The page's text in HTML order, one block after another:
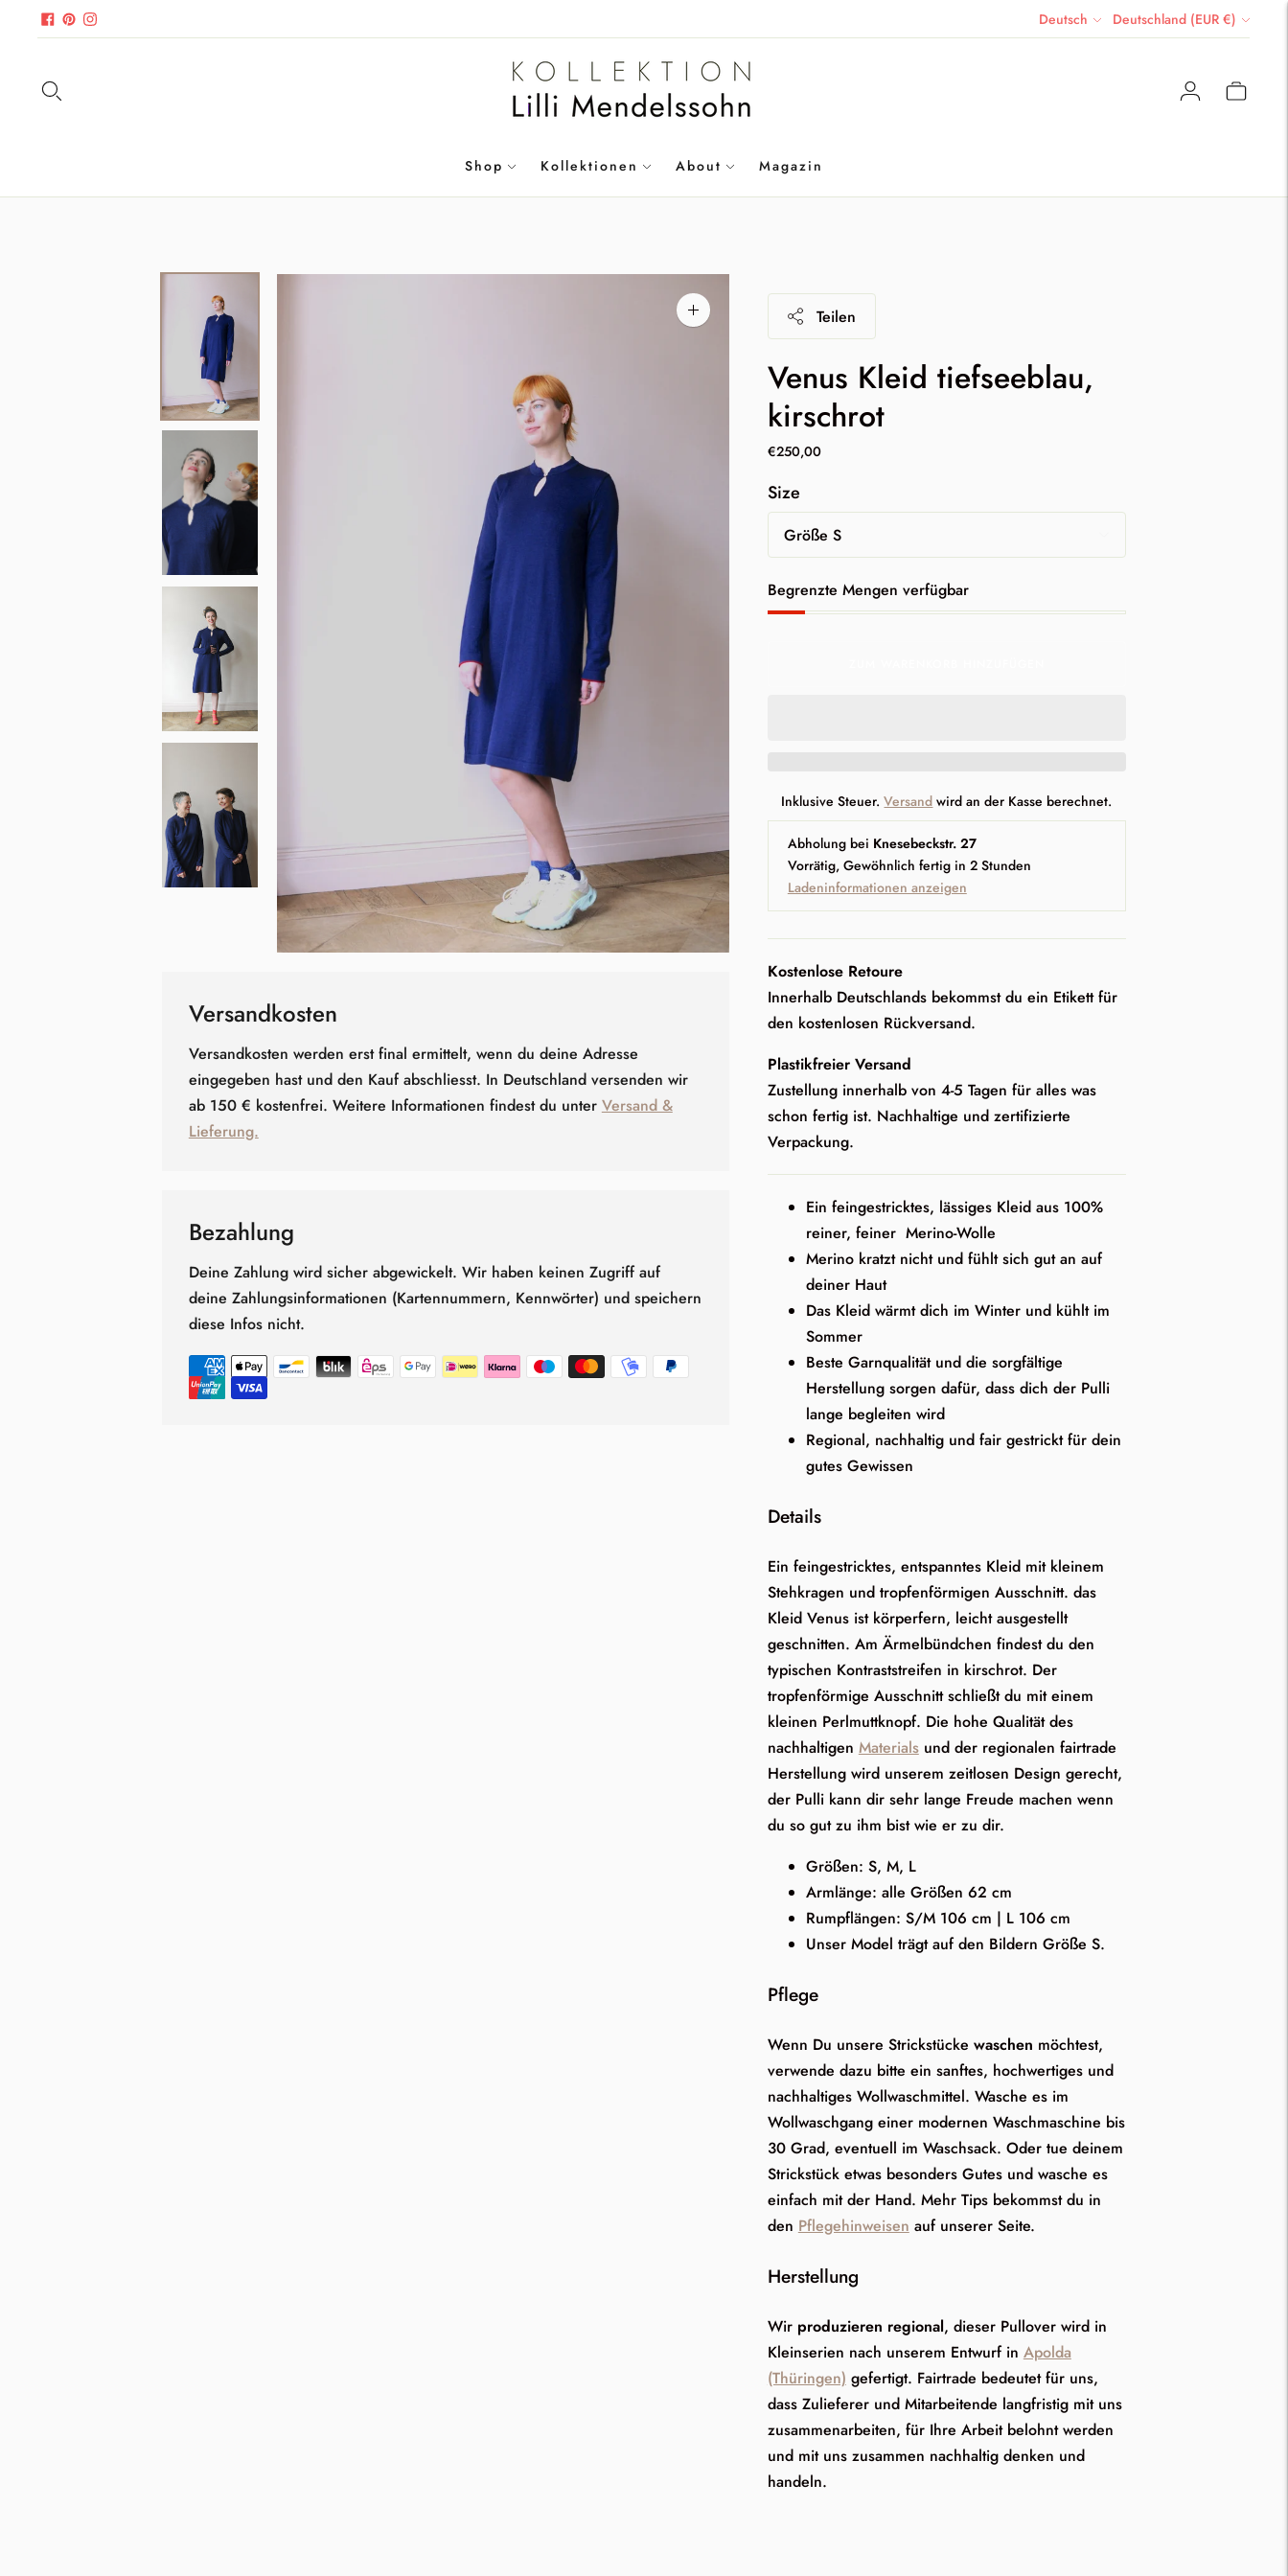
Sprache
Deutsch Währung
Deutschland (EUR €)
Shop Kollektionen About Magazin
Bild
Versandkosten
Versandkosten werden erst final ermittelt, wenn du deine Adresse
eingegeben hast und den Kauf abschliesst. In Deutschland versenden wir
ab 150 € kostenfrei. Weitere Informationen findest du unter Versand &
Lieferung.
Bezahlung
Deine Zahlung wird sicher abgewickelt. Wir haben keinen Zugriff auf
deine Zahlungsinformationen (Kartennummern, Kennwörter) und speichern
diese Infos nicht.
Teilen
Venus Kleid tiefseeblau,
kirschrot
€250,00
Size
Lagerbestand
Begrenzte Mengen verfügbar
Inklusive Steuer.Versand wird an der Kasse berechnet.
Abholung bei Knesebeckstr. 27
Vorrätig, Gewöhnlich fertig in 2 Stunden
Ladeninformationen anzeigen
Kostenlose Retoure
Innerhalb Deutschlands bekommst du ein Etikett für
den kostenlosen Rückversand.
Plastikfreier Versand
Zustellung innerhalb von 4-5 Tagen für alles was
schon fertig ist. Nachhaltige und zertifizierte
Verpackung.
Ein feingestricktes, lässiges Kleid aus 100%
reiner, feiner Merino-Wolle
Merino kratzt nicht und fühlt sich gut an auf
deiner Haut
Das Kleid wärmt dich im Winter und kühlt im
Sommer
Beste Garnqualität und die sorgfältige
Herstellung sorgen dafür, dass dich der Pulli
lange begleiten wird
Regional, nachhaltig und fair gestrickt für dein
gutes Gewissen
Details
Ein feingestricktes, entspanntes Kleid mit kleinem
Stehkragen und tropfenförmigen Ausschnitt. das
Kleid Venus ist körperfern, leicht ausgestellt
geschnitten. Am Ärmelbündchen findest du den
typischen Kontraststreifen in kirschrot. Der
tropfenförmige Ausschnitt schließt du mit einem
kleinen Perlmuttknopf. Die hohe Qualität des
nachhaltigen Materials und der regionalen fairtrade
Herstellung wird unserem zeitlosen Design gerecht,
der Pulli kann dir sehr lange Freude machen wenn
du so gut zu ihm bist wie er zu dir.
Größen: S, M, L
Armlänge: alle Größen 62 cm
Rumpflängen: S/M 106 cm | L 106 cm
Unser Model trägt auf den Bildern Größe S.
Pflege
Wenn Du unsere Strickstücke waschen möchtest,
verwende dazu bitte ein sanftes, hochwertiges und
nachhaltiges Wollwaschmittel. Wasche es im
Wollwaschgang einer modernen Waschmaschine bis
30 Grad, eventuell im Waschsack. Oder tue deinem
Strickstück etwas besonders Gutes und wasche es
einfach mit der Hand. Mehr Tips bekommst du in
den Pflegehinweisen auf unserer Seite.
Herstellung
Wir produzieren regional, dieser Pullover wird in
Kleinserien nach unserem Entwurf in Apolda
(Thüringen) gefertigt. Fairtrade bedeutet für uns,
dass Zulieferer und Mitarbeitende langfristig mit uns
zusammenarbeiten, für Ihre Arbeit belohnt werden
und mit uns zusammen nachhaltig denken und
handeln.